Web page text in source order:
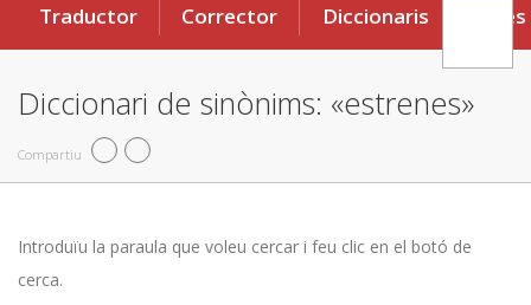
Traductor Corrector Diccionaris Eines
Diccionari de sinònims: «estrenes»
Compartiu
Introduïu la paraula que voleu cercar i feu clic en el botó de
cerca.